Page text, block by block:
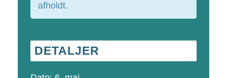
afholdt.
DETALJER